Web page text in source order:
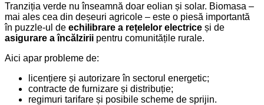
Tranziția verde nu înseamnă doar eolian și solar. Biomasa –
mai ales cea din deșeuri agricole – este o piesă importantă
în puzzle-ul de echilibrare a rețelelor electrice și de
asigurare a încălzirii pentru comunitățile rurale.
Aici apar probleme de:
licențiere și autorizare în sectorul energetic;
contracte de furnizare și distribuție;
regimuri tarifare și posibile scheme de sprijin.